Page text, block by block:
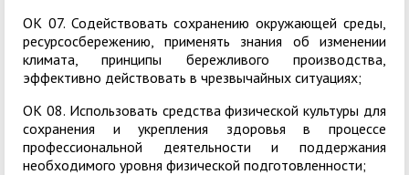
ОК 07. Содействовать сохранению окружающей среды,
ресурсосбережению, применять знания об изменении
климата, принципы бережливого производства,
эффективно действовать в чрезвычайных ситуациях;
ОК 08. Использовать средства физической культуры для
сохранения и укрепления здоровья в процессе
профессиональной деятельности и поддержания
необходимого уровня физической подготовленности;